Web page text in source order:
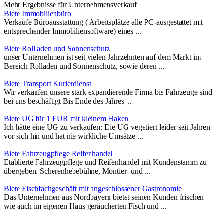
Mehr Ergebnisse fürUnternehmensverkauf
Biete Immobilienbüro
Verkaufe Büroausstattung ( Arbeitsplätze alle PC-ausgestattet mit
entsprechender Immobiliensoftware) eines ...
Biete Rollladen und Sonnenschutz
unser Unternehmen ist seit vielen Jahrzehnten auf dem Markt im
Bereich Rolladen und Sonnenschutz, sowie deren ...
Biete Transport Kurierdienst
Wir verkaufen unsere stark expandierende Firma bis Fahrzeuge sind
bei uns beschäftigt Bis Ende des Jahres ...
Biete UG für 1 EUR mit kleinem Haken
Ich hätte eine UG zu verkaufen: Die UG vegetiert leider seit Jahren
vor sich hin und hat nie wirkliche Umsätze ...
Biete Fahrzeugpflege Reifenhandel
Etablierte Fahrzeugpflege und Reifenhandel mit Kundenstamm zu
übergeben. Scherenhebebühne, Montier- und ...
Biete Fischfachgeschäft mit angeschlossener Gastronomie
Das Unternehmen aus Nordbayern bietet seinen Kunden frischen
wie auch im eigenen Haus geräucherten Fisch und ...